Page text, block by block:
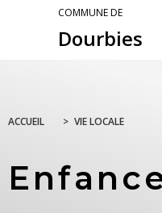
COMMUNE DE
Dourbies
ACCUEIL > VIE LOCALE